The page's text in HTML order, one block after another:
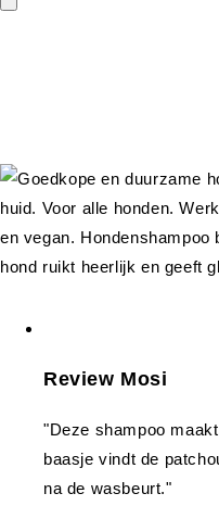
Review Mosi
"Deze shampoo
baasje vindt de
na de wasbeurt."